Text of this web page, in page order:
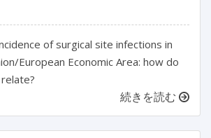
of surgical site infections in
European Economic Area: how do
続きを読む